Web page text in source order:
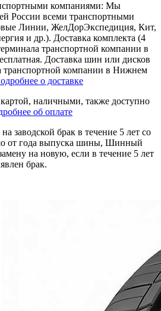
компаниями: Мы
России всеми транспортными
Линии, ЖелДорЭкспедиция, Кит,
и др.). Доставка комплекта (4
транспортной компании в
Доставка шин или дисков
транспортной компании в Нижнем
о доставке
картой, наличными, также доступно
об оплате
на заводской брак в течение 5 лет со
от года выпуска шины, Шинный
на новую, если в течение 5 лет
брак.